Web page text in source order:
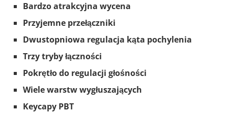
Bardzo atrakcyjna wycena
Przyjemne przełączniki
Dwustopniowa regulacja kąta pochylenia
Trzy tryby łączności
Pokrętło do regulacji głośności
Wiele warstw wygłuszających
Keycapy PBT